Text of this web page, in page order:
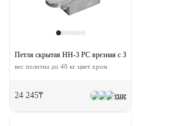
еще
Петля скрытая HH-3 PC врезная с 3D-регулировкой
вес полотна до 40 кг цвет хром
24 245₸